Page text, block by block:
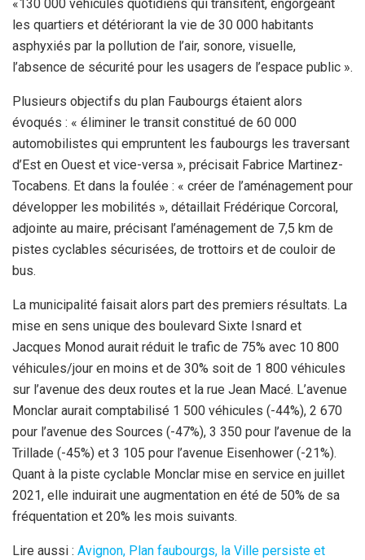
«130 000 véhicules quotidiens qui transitent, engorgeant
les quartiers et détériorant la vie de 30 000 habitants
asphyxiés par la pollution de l’air, sonore, visuelle,
l’absence de sécurité pour les usagers de l’espace public ».
Plusieurs objectifs du plan Faubourgs étaient alors
évoqués : « éliminer le transit constitué de 60 000
automobilistes qui empruntent les faubourgs les traversant
d’Est en Ouest et vice-versa », précisait Fabrice Martinez-
Tocabens. Et dans la foulée : « créer de l’aménagement pour
développer les mobilités », détaillait Frédérique Corcoral,
adjointe au maire, précisant l’aménagement de 7,5 km de
pistes cyclables sécurisées, de trottoirs et de couloir de
bus.
La municipalité faisait alors part des premiers résultats. La
mise en sens unique des boulevard Sixte Isnard et
Jacques Monod aurait réduit le trafic de 75% avec 10 800
véhicules/jour en moins et de 30% soit de 1 800 véhicules
sur l’avenue des deux routes et la rue Jean Macé. L’avenue
Monclar aurait comptabilisé 1 500 véhicules (-44%), 2 670
pour l’avenue des Sources (-47%), 3 350 pour l’avenue de la
Trillade (-45%) et 3 105 pour l’avenue Eisenhower (-21%).
Quant à la piste cyclable Monclar mise en service en juillet
2021, elle induirait une augmentation en été de 50% de sa
fréquentation et 20% les mois suivants.
Lire aussi : Avignon, Plan faubourgs, la Ville persiste et